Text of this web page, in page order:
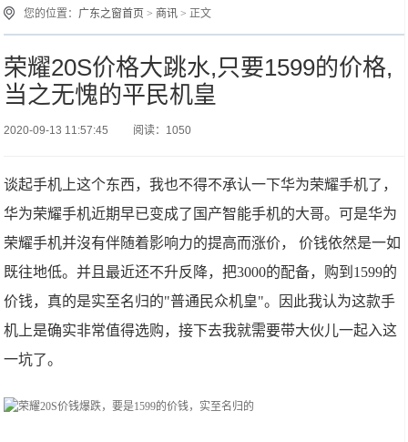
您的位置： 广东之窗首页 > 商讯 > 正文
荣耀20S价格大跳水,只要1599的价格,
当之无愧的平民机皇
2020-09-13 11:57:45 阅读：1050
谈起手机上这个东西，我也不得不承认一下华为荣耀手机了，
华为荣耀手机近期早已变成了国产智能手机的大哥。可是华为
荣耀手机并沒有伴随着影响力的提高而涨价， 价钱依然是一如
既往地低。并且最近还不升反降，把3000的配备，购到1599的
价钱，真的是实至名归的"普通民众机皇"。因此我认为这款手
机上是确实非常值得选购，接下去我就需要带大伙儿一起入这
一坑了。